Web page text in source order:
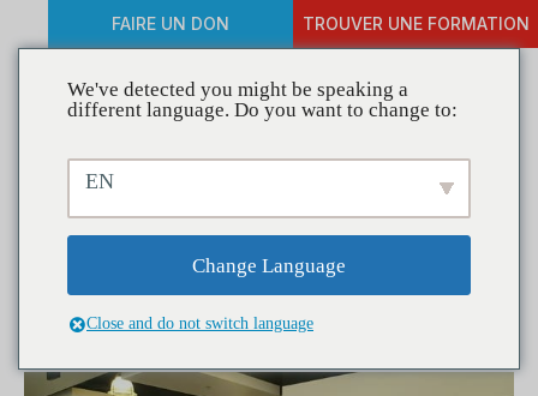
FAIRE UN DON TROUVER UNE FORMATION
Coalitions en action :
MATFORCE encourage la
communauté à se lever et à
se libérer de la drogue
We've detected you might be speaking a
different language. Do you want to change to:
EN
Change Language
Close and do not switch language